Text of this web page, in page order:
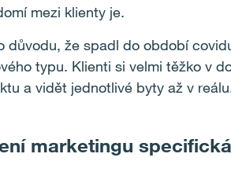
mezi klienty je.
důvodu, že spadl do období
typu. Klienti si velmi těžko v
a vidět jednotlivé byty až v
marketingu